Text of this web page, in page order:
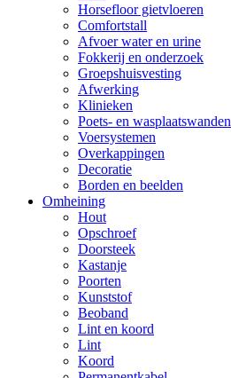
Horsefloor gietvloeren
Comfortstall
Afvoer water en urine
Fokkerij en onderzoek
Groepshuisvesting
Afwerking
Klinieken
Poets- en wasplaatswanden
Voersystemen
Overkappingen
Decoratie
Borden en beelden
Omheining
Hout
Opschroef
Doorsteek
Kastanje
Poorten
Kunststof
Beoband
Lint en koord
Lint
Koord